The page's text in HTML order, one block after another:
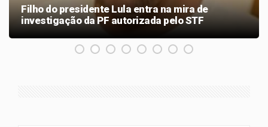
Filho do presidente Lula entra na mira de
investigação da PF autorizada pelo STF